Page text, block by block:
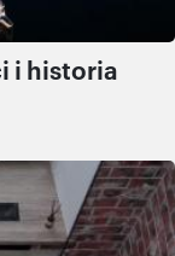
i historia